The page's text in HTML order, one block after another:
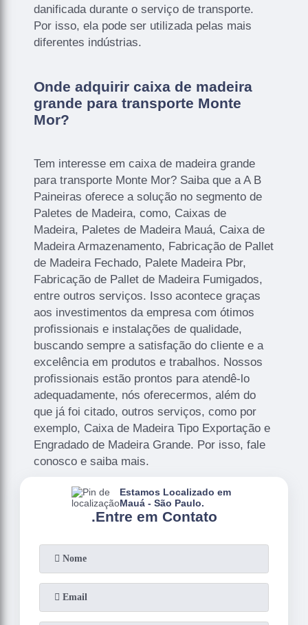
danificada durante o serviço de transporte.
Por isso, ela pode ser utilizada pelas mais
diferentes indústrias.
Onde adquirir caixa de madeira
grande para transporte Monte
Mor?
Tem interesse em caixa de madeira grande
para transporte Monte Mor? Saiba que a A B
Paineiras oferece a solução no segmento de
Paletes de Madeira, como, Caixas de
Madeira, Paletes de Madeira Mauá, Caixa de
Madeira Armazenamento, Fabricação de Pallet
de Madeira Fechado, Palete Madeira Pbr,
Fabricação de Pallet de Madeira Fumigados,
entre outros serviços. Isso acontece graças
aos investimentos da empresa com ótimos
profissionais e instalações de qualidade,
buscando sempre a satisfação do cliente e a
excelência em produtos e trabalhos. Nossos
profissionais estão prontos para atendê-lo
adequadamente, nós oferecermos, além do
que já foi citado, outros serviços, como por
exemplo, Caixa de Madeira Tipo Exportação e
Engradado de Madeira Grande. Por isso, fale
conosco e saiba mais.
.Entre em Contato
Estamos Localizado em
Mauá - São Paulo.